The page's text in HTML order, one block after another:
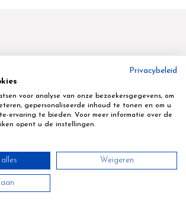
- 3580 - Beringen - tel 011 45 80 70
Cookie beleid/instellingen
Privacybeleid
voor analyse van onze bezoekersgegevens, om
gepersonaliseerde inhoud te tonen en om u
ervaring te bieden. Voor meer informatie over de
opent u de instellingen.
Weigeren